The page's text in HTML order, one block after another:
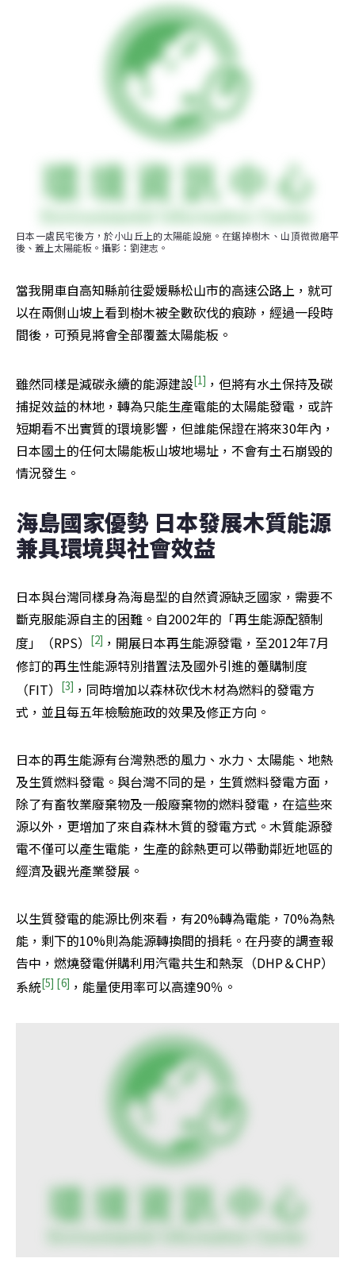
日本一處民宅後方，於小山丘上的太陽能設施。在鋸掉樹木、山頂微微磨平
後、蓋上太陽能板。攝影：劉建志。
當我開車自高知縣前往愛媛縣松山市的高速公路上，就可
以在兩側山坡上看到樹木被全數砍伐的痕跡，經過一段時
間後，可預見將會全部覆蓋太陽能板。
雖然同樣是減碳永續的能源建設[1] ，但將有水土保持及碳
捕捉效益的林地，轉為只能生產電能的太陽能發電，或許
短期看不出實質的環境影響，但誰能保證在將來30年內，
日本國土的任何太陽能板山坡地場址，不會有土石崩毀的
情況發生。
海島國家優勢 日本發展木質能源
兼具環境與社會效益
日本與台灣同樣身為海島型的自然資源缺乏國家，需要不
斷克服能源自主的困難。自2002年的「再生能源配額制
度」（RPS）
[2] ，開展日本再生能源發電，至2012年7月
修訂的再生性能源特別措置法及國外引進的躉購制度
（FIT）
[3] ，同時增加以森林砍伐木材為燃料的發電方
式，並且每五年檢驗施政的效果及修正方向。
日本的再生能源有台灣熟悉的風力、水力、太陽能、地熱
及生質燃料發電。與台灣不同的是，生質燃料發電方面，
除了有畜牧業廢棄物及一般廢棄物的燃料發電，在這些來
源以外，更增加了來自森林木質的發電方式。木質能源發
電不僅可以產生電能，生產的餘熱更可以帶動鄰近地區的
經濟及觀光產業發展。
以生質發電的能源比例來看，有20%轉為電能，70%為熱
能，剩下的10%則為能源轉換間的損耗。在丹麥的調查報
告中，燃燒發電併購利用汽電共生和熱泵（DHP＆CHP）
系統[5] [6] ，能量使用率可以高達90％。